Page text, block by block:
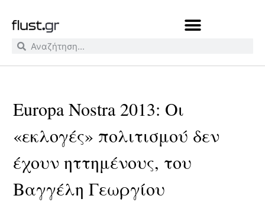
Europa Nostra 2013: Οι
«εκλογές» πολιτισμού δεν
έχουν ηττημένους, του
Βαγγέλη Γεωργίου